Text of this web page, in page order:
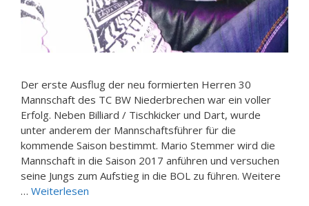
Der erste Ausflug der neu formierten Herren 30
Mannschaft des TC BW Niederbrechen war ein voller
Erfolg. Neben Billiard / Tischkicker und Dart, wurde
unter anderem der Mannschaftsführer für die
kommende Saison bestimmt. Mario Stemmer wird die
Mannschaft in die Saison 2017 anführen und versuchen
seine Jungs zum Aufstieg in die BOL zu führen. Weitere
… Weiterlesen